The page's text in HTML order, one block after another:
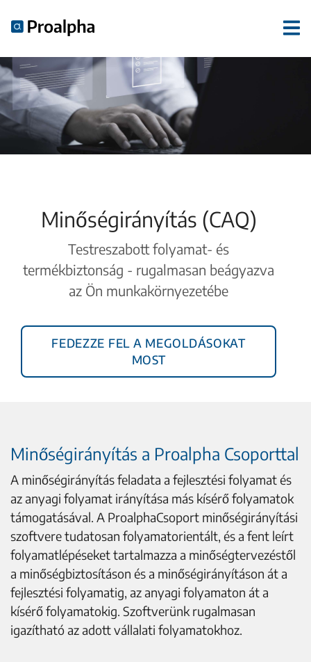
Minőségirányítás (CAQ)
Testreszabott folyamat- és
termékbiztonság - rugalmasan beágyazva
az Ön munkakörnyezetébe
Fedezze fel a megoldásokat
most
Minőségirányítás a Proalpha Csoporttal
A minőségirányítás feladata a fejlesztési folyamat és
az anyagi folyamat irányítása más kísérő folyamatok
támogatásával. A ProalphaCsoport minőségirányítási
szoftvere tudatosan folyamatorientált, és a fent leírt
folyamatlépéseket tartalmazza a minőségtervezéstől
a minőségbiztosításon és a minőségirányításon át a
fejlesztési folyamatig, az anyagi folyamaton át a
kísérő folyamatokig. Szoftverünk rugalmasan
igazítható az adott vállalati folyamatokhoz.